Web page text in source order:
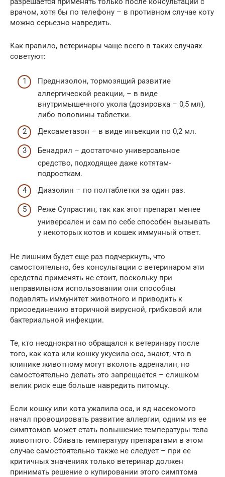
врачом, хотя бы по телефону – в противном случае коту
можно серьезно навредить.
Как правило, ветеринары чаще всего в таких случаях
советуют:
Преднизолон, тормозящий развитие
аллергической реакции, – в виде
внутримышечного укола (дозировка – 0,5 мл),
либо половины таблетки.
Дексаметазон – в виде инъекции по 0,2 мл.
Бенадрил – достаточно универсальное
средство, подходящее даже котятам-
подросткам.
Диазолин – по полтаблетки за один раз.
Реже Супрастин, так как этот препарат менее
универсален и сам по себе способен вызывать
у некоторых котов и кошек иммунный ответ.
Не лишним будет еще раз подчеркнуть, что
самостоятельно, без консультации с ветеринаром эти
средства применять не стоит, поскольку при
неправильном использовании они способны
подавлять иммунитет животного и приводить к
присоединению вторичной вирусной, грибковой или
бактериальной инфекции.
Те, кто неоднократно обращался к ветеринару после
того, как кота или кошку укусила оса, знают, что в
клинике животному могут вколоть адреналин, но
самостоятельно делать это запрещается – слишком
велик риск еще больше навредить питомцу.
Если кошку или кота ужалила оса, и яд насекомого
начал провоцировать развитие аллергии, одним из ее
симптомов может стать повышение температуры тела
животного. Сбивать температуру препаратами в этом
случае самостоятельно также не следует – при ее
критичных значениях только ветеринар должен
принимать решение о купировании этого симптома